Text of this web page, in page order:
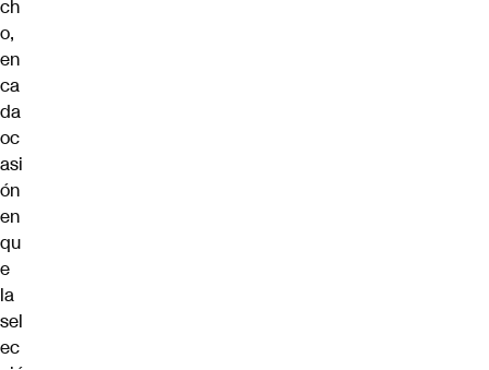
ch
o,
en
ca
da
oc
asi
ón
en
qu
e
la
sel
ec